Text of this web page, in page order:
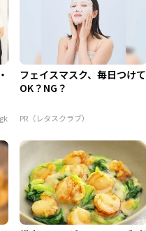
フェイスマスク、毎日つけて
OK？NG？
PR（レタスクラブ）